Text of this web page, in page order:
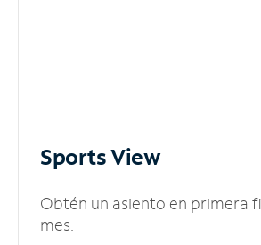
Sports View
Obtén un asiento en primera
mes.